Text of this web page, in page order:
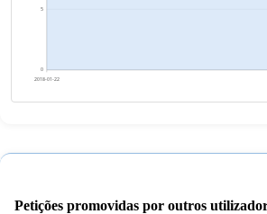
0
5
2018-01-22
Petições promovidas por outros